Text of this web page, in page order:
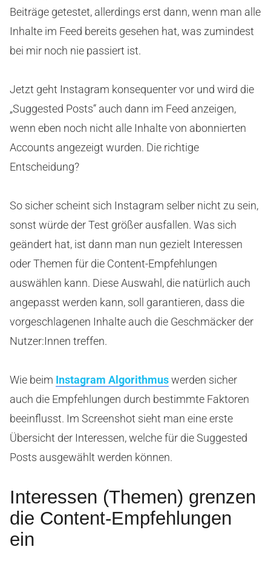
Beiträge getestet, allerdings erst dann, wenn man alle
Inhalte im Feed bereits gesehen hat, was zumindest
bei mir noch nie passiert ist.
Jetzt geht Instagram konsequenter vor und wird die
„Suggested Posts“ auch dann im Feed anzeigen,
wenn eben noch nicht alle Inhalte von abonnierten
Accounts angezeigt wurden. Die richtige
Entscheidung?
So sicher scheint sich Instagram selber nicht zu sein,
sonst würde der Test größer ausfallen. Was sich
geändert hat, ist dann man nun gezielt Interessen
oder Themen für die Content-Empfehlungen
auswählen kann. Diese Auswahl, die natürlich auch
angepasst werden kann, soll garantieren, dass die
vorgeschlagenen Inhalte auch die Geschmäcker der
Nutzer:Innen treffen.
Wie beim Instagram Algorithmuswerden sicher
auch die Empfehlungen durch bestimmte Faktoren
beeinflusst. Im Screenshot sieht man eine erste
Übersicht der Interessen, welche für die Suggested
Posts ausgewählt werden können.
Interessen (Themen) grenzen
die Content-Empfehlungen
ein